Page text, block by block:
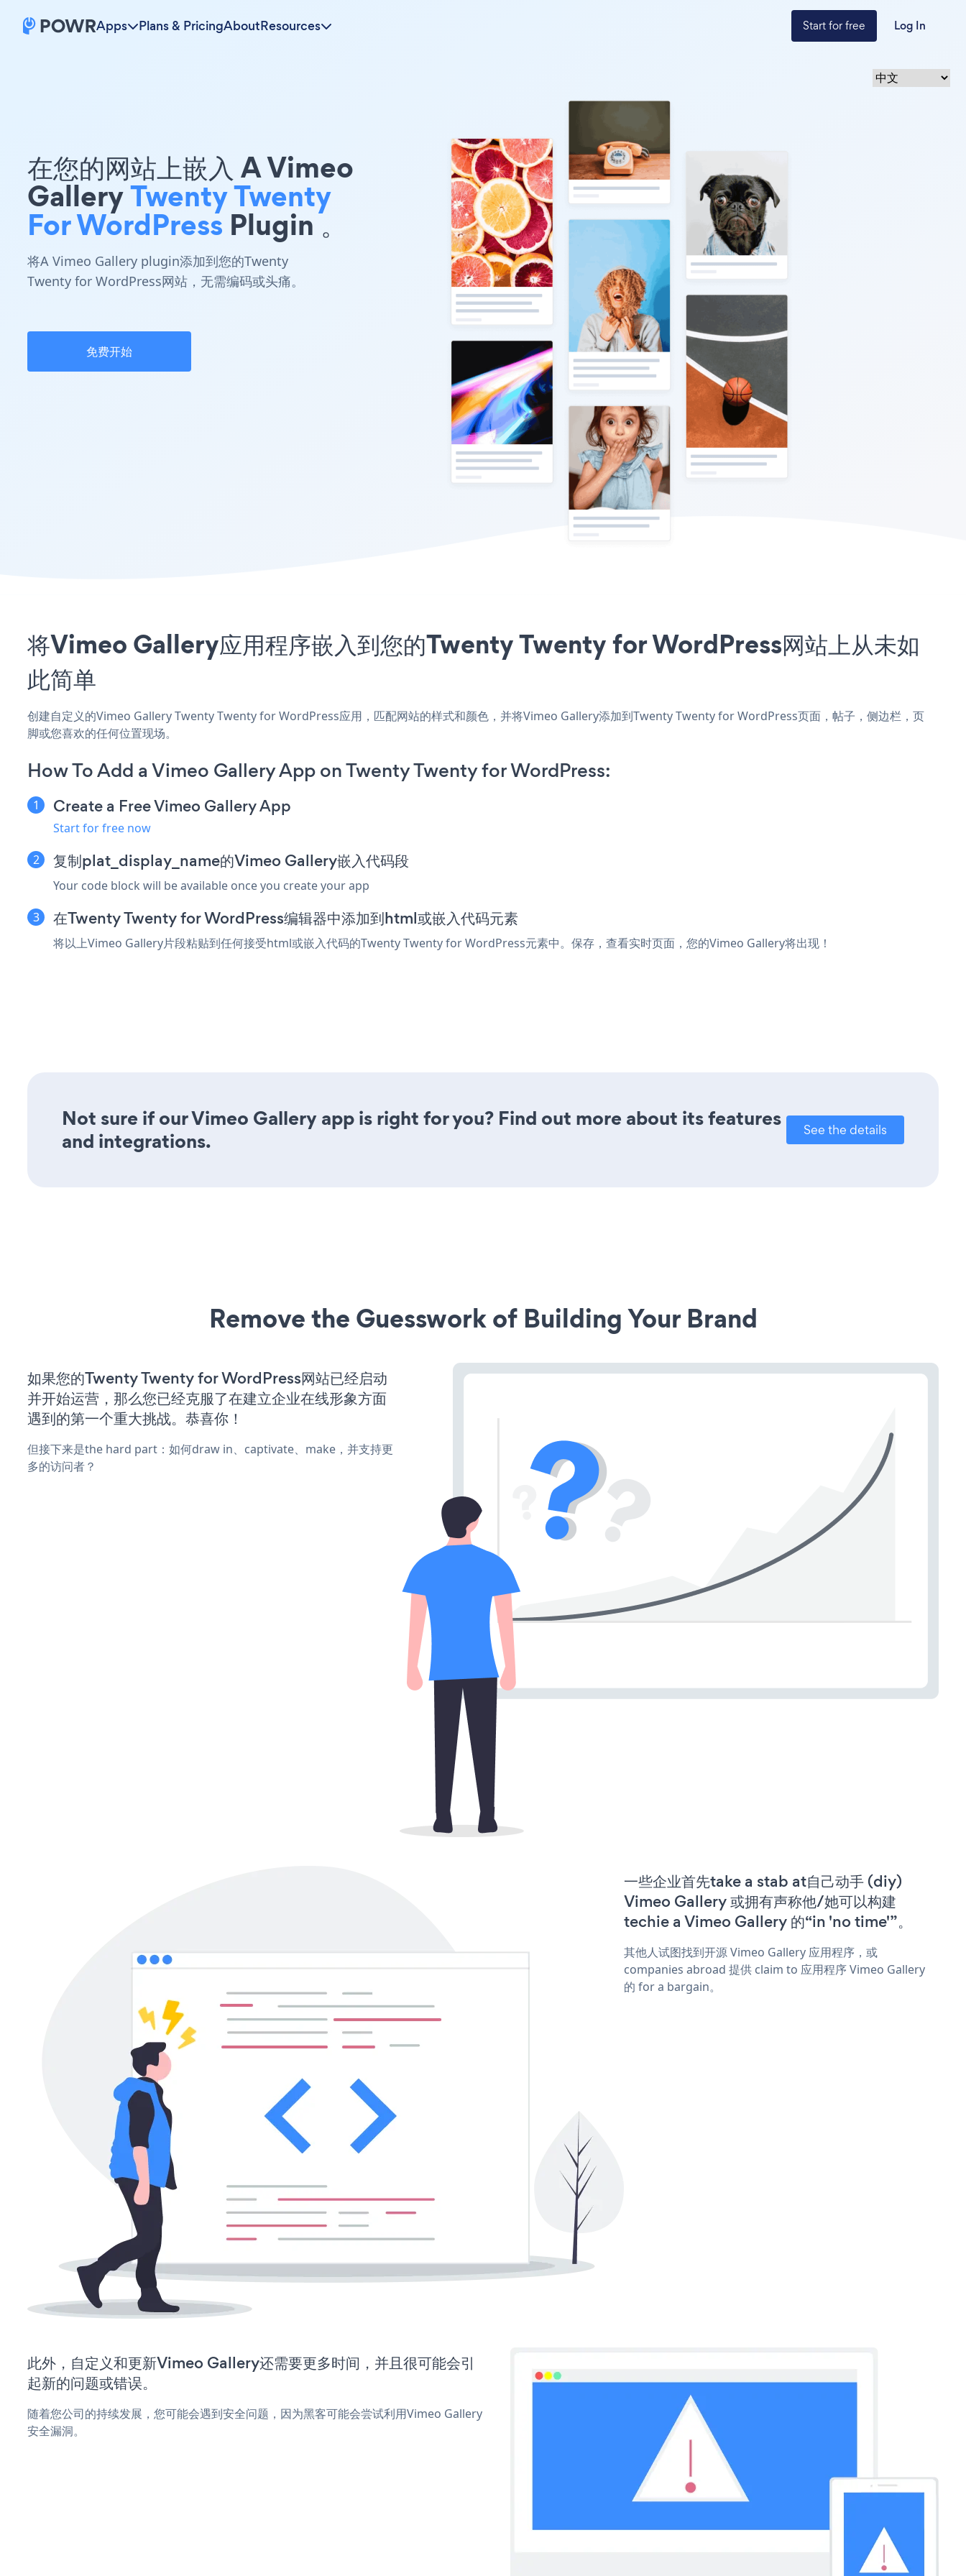
Apps Plans & PricingAboutResources Start for free Log In
在您的网站上嵌入 A Vimeo
GalleryTwenty Twenty
For WordPress Plugin 。
将A Vimeo Gallery plugin添加到您的Twenty
Twenty for WordPress网站，无需编码或头痛。
免费开始
将Vimeo Gallery应用程序嵌入到您的Twenty Twenty for WordPress网站上从未如
此简单
创建自定义的Vimeo Gallery Twenty Twenty for WordPress应用，匹配网站的样式和颜色，并将Vimeo Gallery添加到Twenty Twenty for WordPress页面，帖子，侧边栏，页
脚或您喜欢的任何位置现场。
How To Add a Vimeo Gallery App on Twenty Twenty for WordPress:
Create a Free Vimeo Gallery App
Start for free now
复制plat_display_name的Vimeo Gallery嵌入代码段
Your code block will be available once you create your app
在Twenty Twenty for WordPress编辑器中添加到html或嵌入代码元素
将以上Vimeo Gallery片段粘贴到任何接受html或嵌入代码的Twenty Twenty for WordPress元素中。保存，查看实时页面，您的Vimeo Gallery将出现！
Not sure if our Vimeo Gallery app is right for you? Find out more about its features
and integrations.
See the details
Remove the Guesswork of Building Your Brand
如果您的Twenty Twenty for WordPress网站已经启动
并开始运营，那么您已经克服了在建立企业在线形象方面
遇到的第一个重大挑战。恭喜你！
但接下来是the hard part：如何draw in、captivate、make，并支持更
多的访问者？
一些企业首先take a stab at自己动手 (diy)
Vimeo Gallery 或拥有声称他/她可以构建
techie a Vimeo Gallery 的“in 'no time'”。
其他人试图找到开源 Vimeo Gallery 应用程序，或
companies abroad 提供 claim to 应用程序 Vimeo Gallery
的 for a bargain。
此外，自定义和更新Vimeo Gallery还需要更多时间，并且很可能会引
起新的问题或错误。
随着您公司的持续发展，您可能会遇到安全问题，因为黑客可能会尝试利用Vimeo Gallery
安全漏洞。